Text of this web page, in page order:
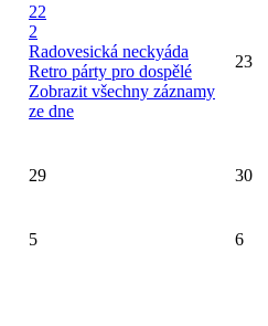
22
2
Radovesická neckyáda
Retro párty pro dospělé
Zobrazit všechny záznamy
ze dne
23
29 30
5 6